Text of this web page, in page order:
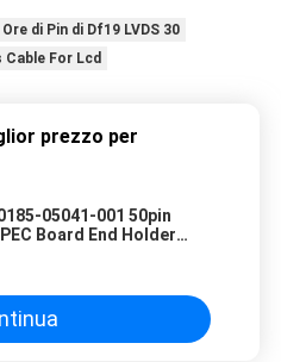
Ore di Pin di Df19 LVDS 30
For Lcd
prezzo per
05041-001 50pin
Board End Holder